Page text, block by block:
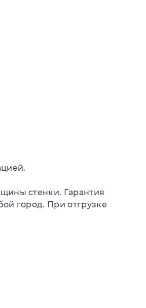
стенки. Гарантия
город. При отгрузке